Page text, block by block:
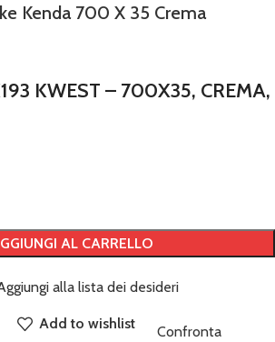
Kenda 700 X 35 Crema
KWEST – 700X35, CREMA,
AL CARRELLO
alla lista dei desideri
Add to wishlist Confronta